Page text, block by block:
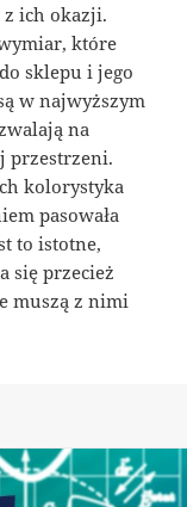
z ich okazji.
które
sklepu i jego
w najwyższym
na
przestrzeni.
kolorystyka
pasowała
to istotne,
się przecież
muszą z nimi